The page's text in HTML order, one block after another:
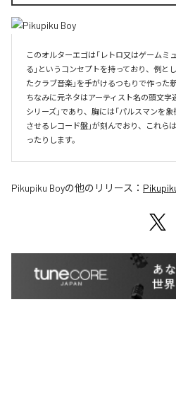
このオルターエゴは「レトロ又はゲームミ
る」というコンセプトを持っており、例と
たクラブ音楽」を手がけるつもりで作った
ちなみに元ネタはアーティスト名の頭文字
シリーズ」であり、胸には「パルスマンを
させるレコード盤」が刻んでおり、これら
ったりします。
Pikupiku Boyの他のリリース：